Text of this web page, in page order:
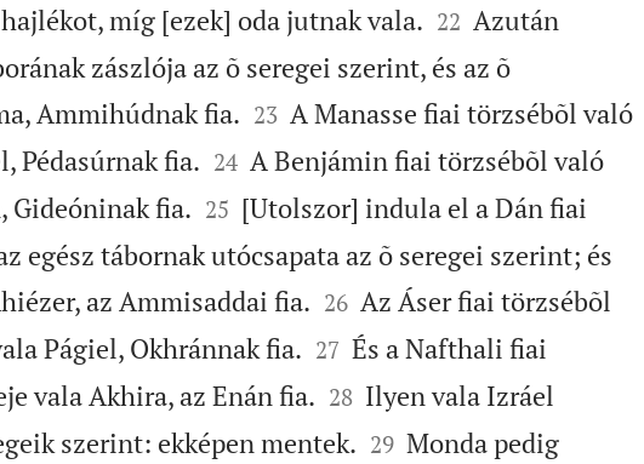
míg [ezek] oda jutnak vala.
22 Azután
zászlója az õ seregei szerint, és az õ
Ammihúdnak fia.
23 A Manasse fiai törzsébõl való
Pédasúrnak fia.
24 A Benjámin fiai törzsébõl való
Gideóninak fia.
25 [Utolszor] indula el a Dán fiai
egész tábornak utócsapata az õ seregei szerint; és
az Ammisaddai fia.
26 Az Áser fiai törzsébõl
Págiel, Okhránnak fia.
27 És a Nafthali fiai
vala Akhira, az Enán fia.
28 Ilyen vala Izráel
szerint: ekképen mentek.
29 Monda pedig